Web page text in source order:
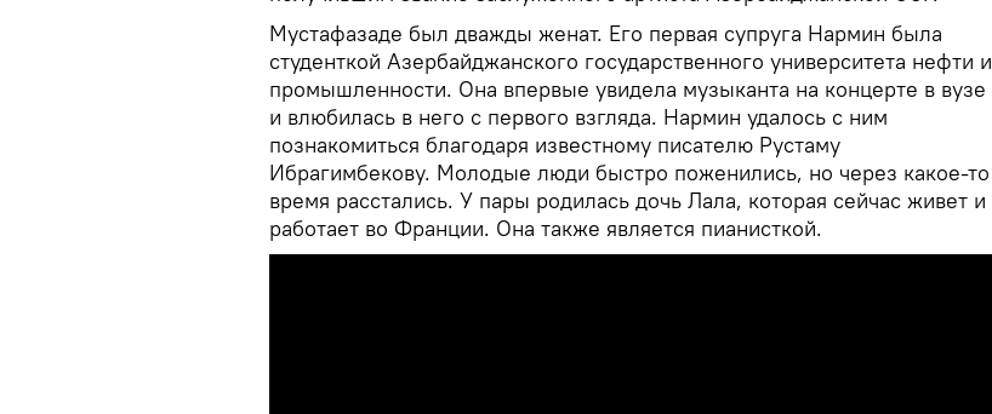
Мустафазаде был дважды женат. Его первая супруга Нармин была
студенткой Азербайджанского государственного университета нефти и
промышленности. Она впервые увидела музыканта на концерте в вузе
и влюбилась в него с первого взгляда. Нармин удалось с ним
познакомиться благодаря известному писателю Рустаму
Ибрагимбекову. Молодые люди быстро поженились, но через какое-то
время расстались. У пары родилась дочь Лала, которая сейчас живет и
работает во Франции. Она также является пианисткой.